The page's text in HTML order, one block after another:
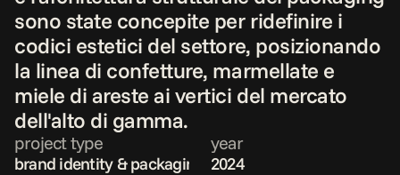
sono state concepite per ridefinire i
codici estetici del settore, posizionando
la linea di confetture, marmellate e
miele di areste ai vertici del mercato
dell'alto di gamma.
project type
brand identity & packaging design
year
2024